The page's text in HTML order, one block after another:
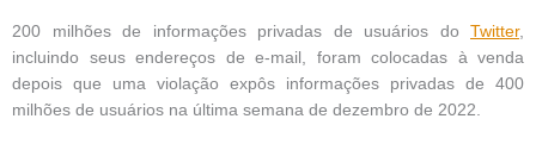
200 milhões de informações privadas de usuários do Twitter,
incluindo seus endereços de e-mail, foram colocadas à venda
depois que uma violação expôs informações privadas de 400
milhões de usuários na última semana de dezembro de 2022.